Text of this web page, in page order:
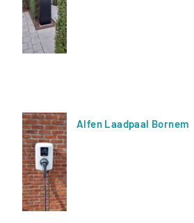
Alfen Laadpaal Bornem